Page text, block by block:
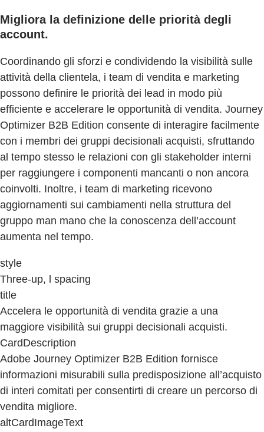
Migliora la definizione delle priorità degli
account.
Coordinando gli sforzi e condividendo la visibilità sulle
attività della clientela, i team di vendita e marketing
possono definire le priorità dei lead in modo più
efficiente e accelerare le opportunità di vendita. Journey
Optimizer B2B Edition consente di interagire facilmente
con i membri dei gruppi decisionali acquisti, sfruttando
al tempo stesso le relazioni con gli stakeholder interni
per raggiungere i componenti mancanti o non ancora
coinvolti. Inoltre, i team di marketing ricevono
aggiornamenti sui cambiamenti nella struttura del
gruppo man mano che la conoscenza dell’account
aumenta nel tempo.
style
Three-up, l spacing
title
Accelera le opportunità di vendita grazie a una
maggiore visibilità sui gruppi decisionali acquisti.
CardDescription
Adobe Journey Optimizer B2B Edition fornisce
informazioni misurabili sulla predisposizione all’acquisto
di interi comitati per consentirti di creare un percorso di
vendita migliore.
altCardImageText